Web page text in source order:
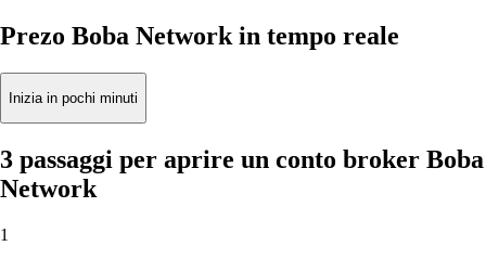
Prezo Boba Network in tempo reale
Inizia in pochi minuti
3 passaggi per aprire un conto broker Boba
Network
1